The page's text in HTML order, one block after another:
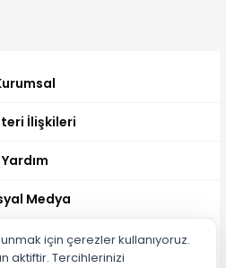
İlişkileri
Yardım
Medya
Hizmetleri
için çerezler kullanıyoruz.
aktiftir. Tercihlerinizi